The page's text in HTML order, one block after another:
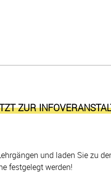
ZUR
und laden Sie zu
festgelegt werden!